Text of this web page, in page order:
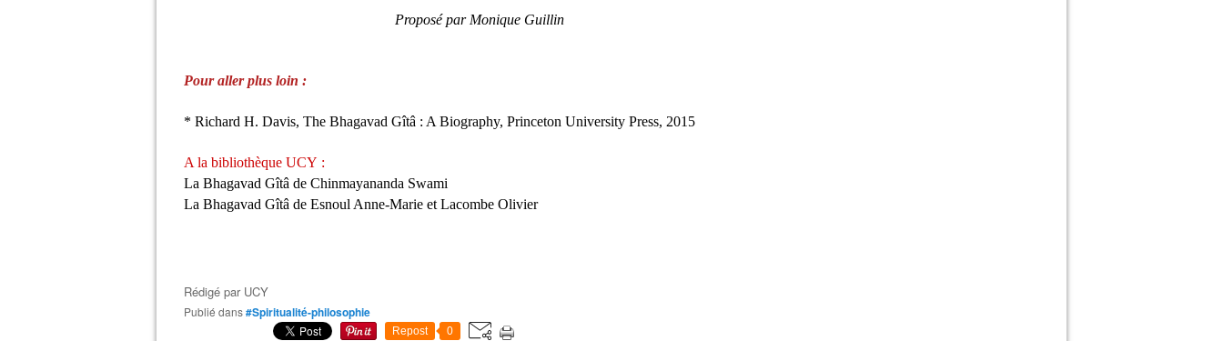
Proposé par Monique Guillin
Pour aller plus loin :
* Richard H. Davis, The Bhagavad Gîtâ : A Biography, Princeton University Press, 2015
A la bibliothèque UCY :
La Bhagavad Gîtâ de Chinmayananda Swami
La Bhagavad Gîtâ de Esnoul Anne-Marie et Lacombe Olivier
Rédigé par UCY
Publié dans#Spiritualité-philosophie
Repost 0